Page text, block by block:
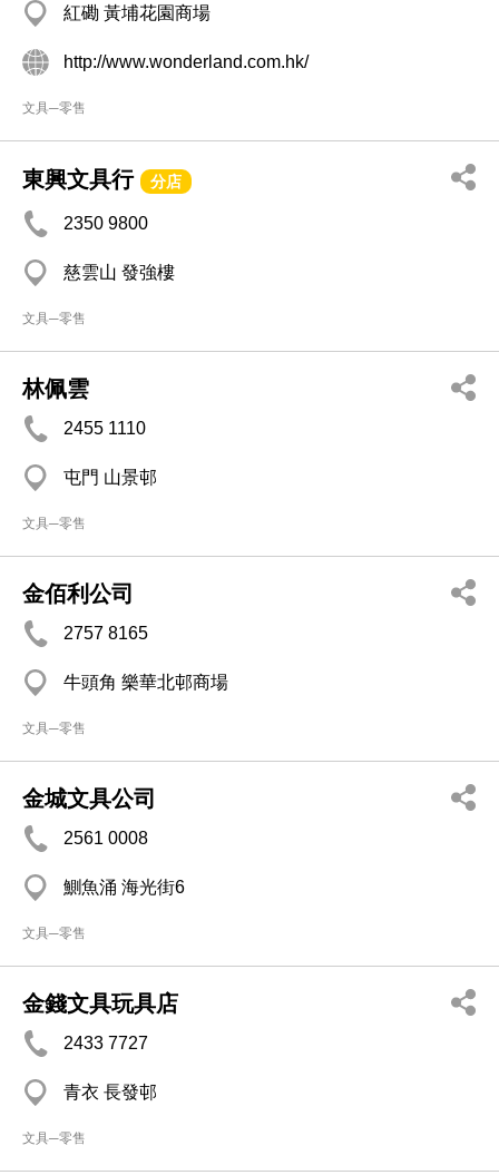
紅磡 黃埔花園商場
http://www.wonderland.com.hk/
文具─零售
東興文具行 分店
2350 9800
慈雲山 發強樓
文具─零售
林佩雲
2455 1110
屯門 山景邨
文具─零售
金佰利公司
2757 8165
牛頭角 樂華北邨商場
文具─零售
金城文具公司
2561 0008
鰂魚涌 海光街6
文具─零售
金錢文具玩具店
2433 7727
青衣 長發邨
文具─零售